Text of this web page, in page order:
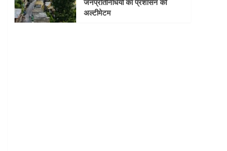
जनप्रतिनिधियों का प्रशासन को
अल्टीमेटम